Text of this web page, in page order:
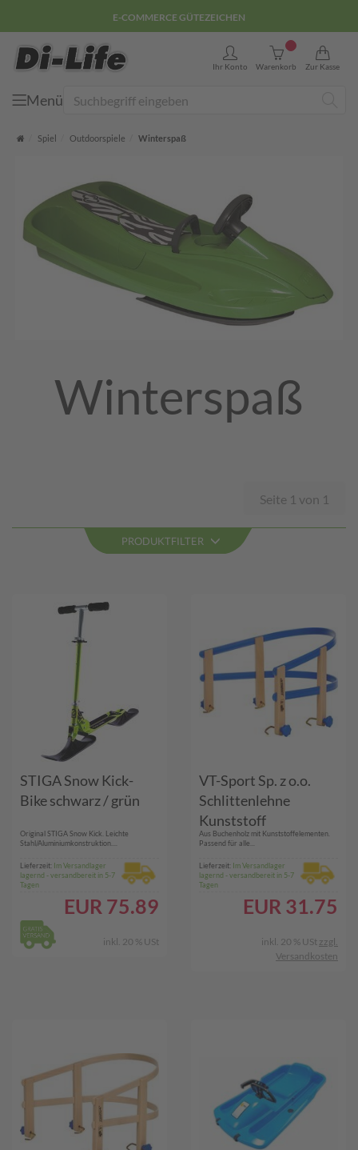
E-COMMERCE GÜTEZEICHEN
Ihr Konto Warenkorb
0
Zur Kasse
Menü
Startseite
Spiel Outdoorspiele Winterspaß
Winterspaß
Seite 1 von 1
PRODUKTFILTER
STIGA Snow Kick-
Bike schwarz / grün
Original STIGA Snow Kick. Leichte
Stahl/Aluminiumkonstruktion....
Lieferzeit: Im Versandlager
lagernd - versandbereit in 5-7
Tagen
EUR 75.89
inkl. 20 % USt
VT-Sport Sp. z o.o.
Schlittenlehne
Kunststoff
Aus Buchenholz mit Kunststoffelementen.
Passend für alle...
Lieferzeit: Im Versandlager
lagernd - versandbereit in 5-7
Tagen
EUR 31.75
inkl. 20 % USt zzgl.
Versandkosten